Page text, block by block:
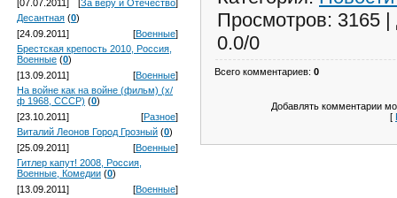
[07.07.2011]
[За веру и Отечество]
Десантная (0)
[24.09.2011]
[Военные]
Брестская крепость 2010, Россия,
Военные (0)
[13.09.2011]
[Военные]
На войне как на войне (фильм) (х/
ф 1968, СССР) (0)
[23.10.2011]
[Разное]
Виталий Леонов Город Грозный (0)
[25.09.2011]
[Военные]
Гитлер капут! 2008, Россия,
Военные, Комедии (0)
[13.09.2011]
[Военные]
Просмотров: 3165 |
0.0/0
Всего комментариев: 0
Добавлять комментарии
[